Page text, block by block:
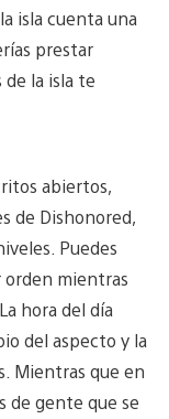
isla cuenta una
prestar
la isla te
abiertos,
de Dishonored,
Puedes
mientras
hora del día
del aspecto y la
Mientras que en
de gente que se